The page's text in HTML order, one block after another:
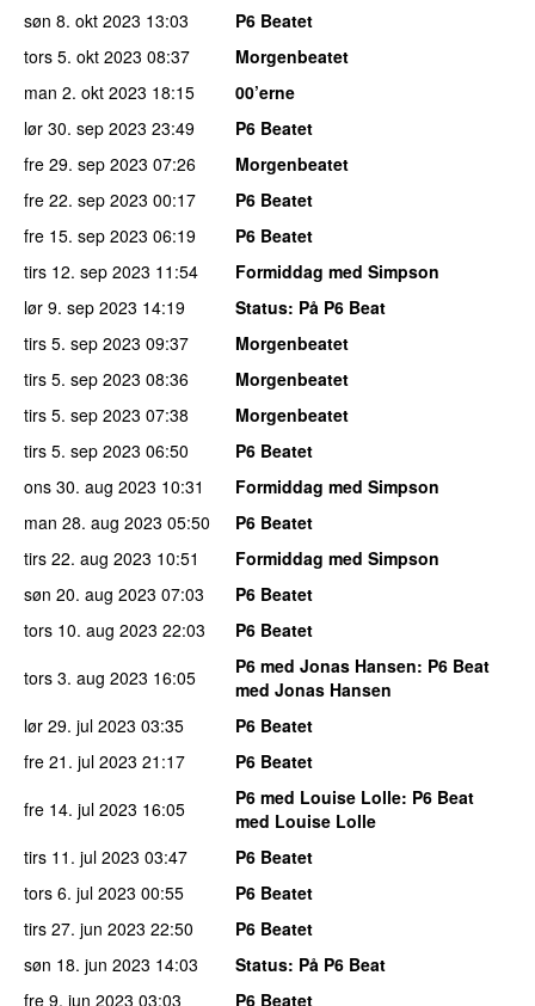
søn 8. okt 2023 13:03
P6 Beatet
tors 5. okt 2023 08:37
Morgenbeatet
man 2. okt 2023 18:15
00’erne
lør 30. sep 2023 23:49
P6 Beatet
fre 29. sep 2023 07:26
Morgenbeatet
fre 22. sep 2023 00:17
P6 Beatet
fre 15. sep 2023 06:19
P6 Beatet
tirs 12. sep 2023 11:54
Formiddag med Simpson
lør 9. sep 2023 14:19 Status: På P6 Beat
tirs 5. sep 2023 09:37
Morgenbeatet
tirs 5. sep 2023 08:36
Morgenbeatet
tirs 5. sep 2023 07:38
Morgenbeatet
tirs 5. sep 2023 06:50
P6 Beatet
ons 30. aug 2023 10:31
Formiddag med Simpson
man 28. aug 2023 05:50
P6 Beatet
tirs 22. aug 2023 10:51
Formiddag med Simpson
søn 20. aug 2023 07:03
P6 Beatet
tors 10. aug 2023 22:03
P6 Beatet
tors 3. aug 2023 16:05 P6 med Jonas Hansen: P6 Beat
med Jonas Hansen
lør 29. jul 2023 03:35
P6 Beatet
fre 21. jul 2023 21:17
P6 Beatet
fre 14. jul 2023 16:05 P6 med Louise Lolle: P6 Beat
med Louise Lolle
tirs 11. jul 2023 03:47
P6 Beatet
tors 6. jul 2023 00:55
P6 Beatet
tirs 27. jun 2023 22:50
P6 Beatet
søn 18. jun 2023 14:03 Status: På P6 Beat
fre 9. jun 2023 03:03
P6 Beatet